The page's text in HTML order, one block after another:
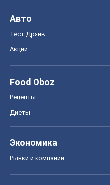
Авто
Тест Драйв
Акции
Food Oboz
Рецепты
Диеты
Экономика
Рынки и компании